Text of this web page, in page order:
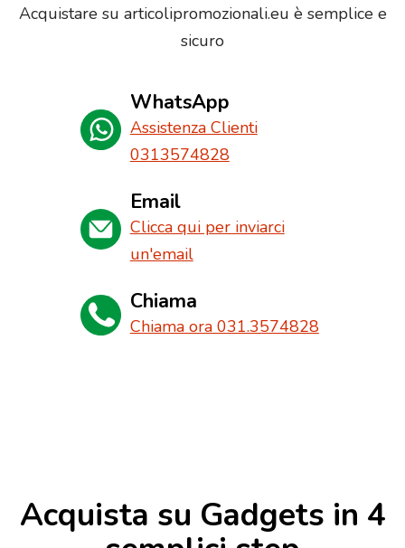
Acquistare su articolipromozionali.eu è semplice e
sicuro
WhatsApp
Assistenza Clienti
0313574828
Email
Clicca qui per inviarci
un'email
Chiama
Chiama ora 031.3574828
Acquista su Gadgets in 4